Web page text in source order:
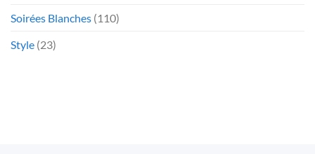
Soirées Blanches (110)
Style (23)